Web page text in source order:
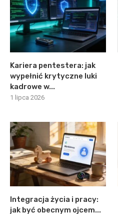
Kariera pentestera: jak
wypełnić krytyczne luki
kadrowe w...
1 lipca 2026
Integracja życia i pracy:
jak być obecnym ojcem...